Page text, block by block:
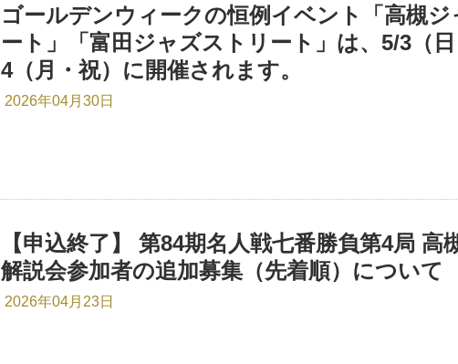
ゴールデンウィークの恒例イベント「高槻ジ
ート」「富田ジャズストリート」は、5/3（日
4（月・祝）に開催されます。
2026年04月30日
【申込終了】 第84期名人戦七番勝負第4局
解説会参加者の追加募集（先着順）について
2026年04月23日